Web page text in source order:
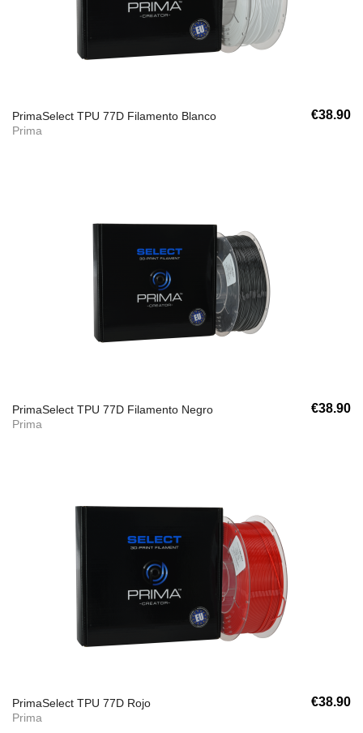
PrimaSelect TPU 77D Filamento Blanco
Prima
€38.90
PrimaSelect TPU 77D Filamento Negro
Prima
€38.90
PrimaSelect TPU 77D Rojo
Prima
€38.90